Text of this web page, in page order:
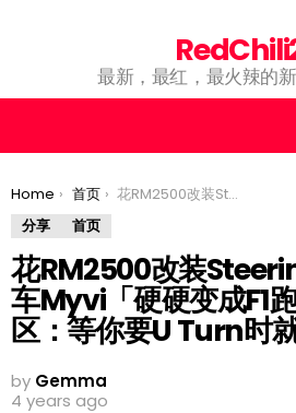
最新，最红，最火辣的
You are here:
Home 首页
花RM2500改装Steering！把国民跑车Myvi「硬硬变成F1跑车」！评论区：等你要U Turn时就知道了！
分享
首页
花RM2500改装
车Myvi「硬硬变成F1
区：等你要U Turn时
by Gemma
4 years ago